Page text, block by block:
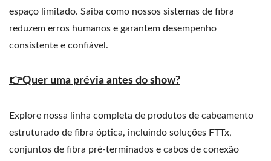
espaço limitado. Saiba como nossos sistemas de fibra
reduzem erros humanos e garantem desempenho
consistente e confiável.
👉Quer uma prévia antes do show?
Explore nossa linha completa de produtos de cabeamento
estruturado de fibra óptica, incluindo soluções FTTx,
conjuntos de fibra pré-terminados e cabos de conexão